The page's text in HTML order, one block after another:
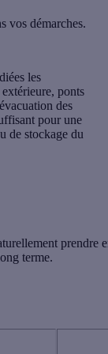
vos démarches.
les
ponts
des
pour une
de stockage du
terme.